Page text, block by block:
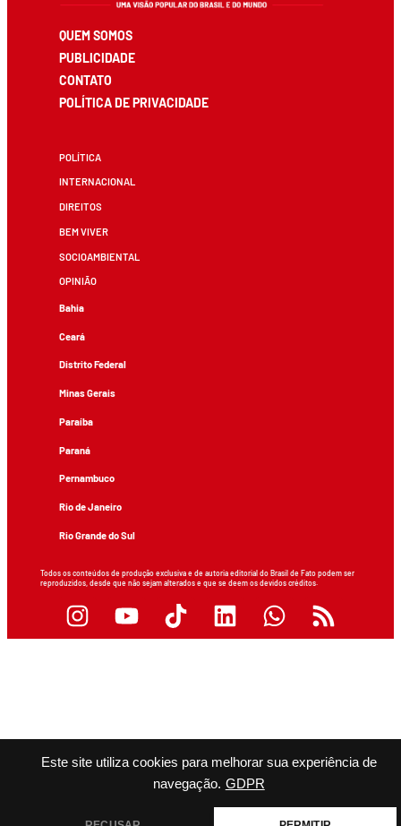
Este site utiliza cookies para melhorar sua experiência de
navegação. GDPR
QUEM SOMOS
PUBLICIDADE
CONTATO
POLÍTICA DE PRIVACIDADE
POLÍTICA
INTERNACIONAL
DIREITOS
BEM VIVER
SOCIOAMBIENTAL
OPINIÃO
Bahia
Ceará
Distrito Federal
Minas Gerais
Paraíba
Paraná
Pernambuco
Rio de Janeiro
Rio Grande do Sul
Todos os conteúdos de produção exclusiva e de autoria editorial do Brasil de Fato podem ser
reproduzidos, desde que não sejam alterados e que se deem os devidos créditos.